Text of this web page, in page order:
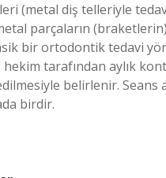
(metal diş telleriyle
parçaların (braketlerin)
bir ortodontik tedavi
tarafından aylık
belirlenir. Seans
birdir.